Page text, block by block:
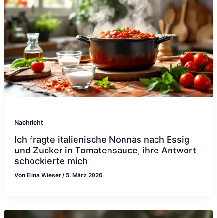
Nachricht
Ich fragte italienische Nonnas nach Essig
und Zucker in Tomatensauce, ihre Antwort
schockierte mich
Von Elina Wieser / 5. März 2026